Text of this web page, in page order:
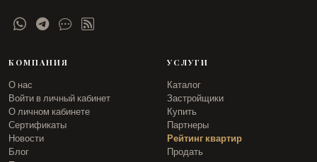
КОМПАНИЯ
О нас
Войти в личный кабинет
О личном кабинете
Сертификаты
Новости
Блог
УСЛУГИ
Каталог
Застройщики
Купить
Партнеры
Рейтинг квартир
Продать